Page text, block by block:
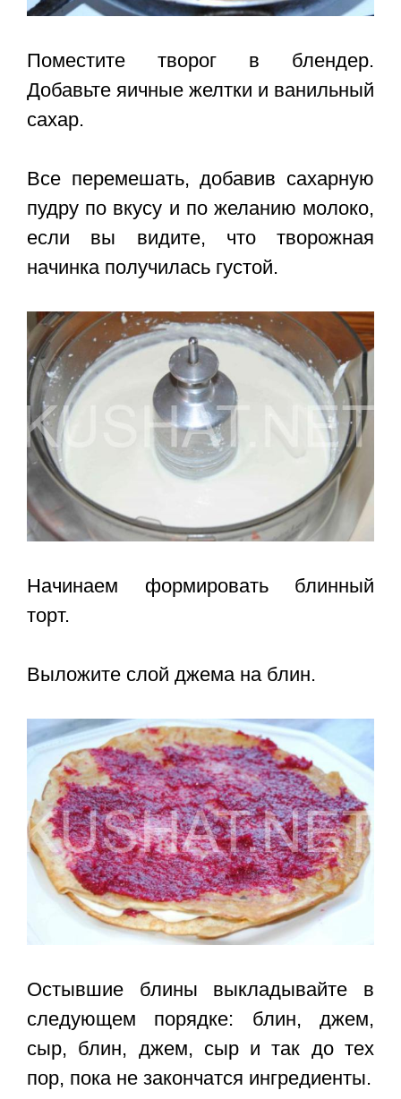
Поместите творог в блендер.
Добавьте яичные желтки и ванильный
сахар.
Все перемешать, добавив сахарную
пудру по вкусу и по желанию молоко,
если вы видите, что творожная
начинка получилась густой.
Начинаем формировать блинный
торт.
Выложите слой джема на блин.
Остывшие блины выкладывайте в
следующем порядке: блин, джем,
сыр, блин, джем, сыр и так до тех
пор, пока не закончатся ингредиенты.